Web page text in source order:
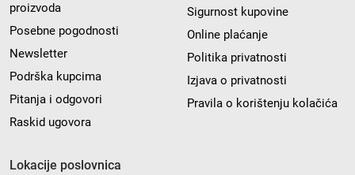
proizvoda
Posebne pogodnosti
Newsletter
Podrška kupcima
Pitanja i odgovori
Raskid ugovora
Sigurnost kupovine
Online plaćanje
Politika privatnosti
Izjava o privatnosti
Pravila o korištenju kolačića
Lokacije poslovnica